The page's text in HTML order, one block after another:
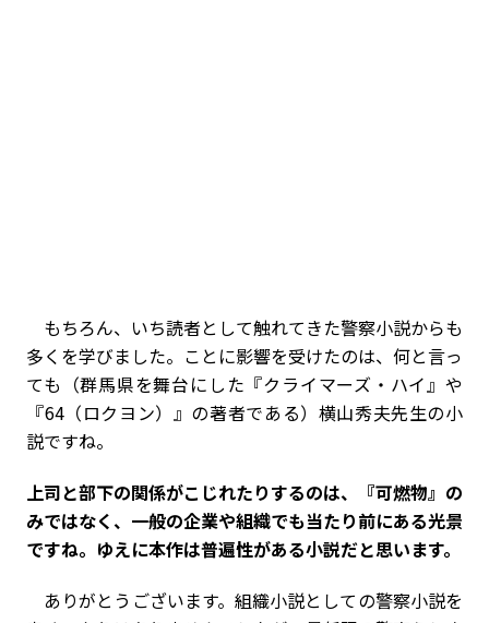
もちろん、いち読者として触れてきた警察小説からも
多くを学びました。ことに影響を受けたのは、何と言っ
ても（群馬県を舞台にした『クライマーズ・ハイ』や
『64（ロクヨン）』の著者である）横山秀夫先生の小
説ですね。
――上司と部下の関係がこじれたりするのは、『可燃物』の
みではなく、一般の企業や組織でも当たり前にある光景
ですね。ゆえに本作は普遍性がある小説だと思います。
ありがとうございます。組織小説としての警察小説を